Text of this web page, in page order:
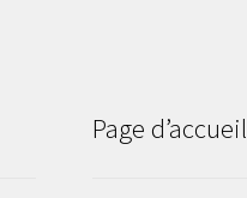
Page d’accueil